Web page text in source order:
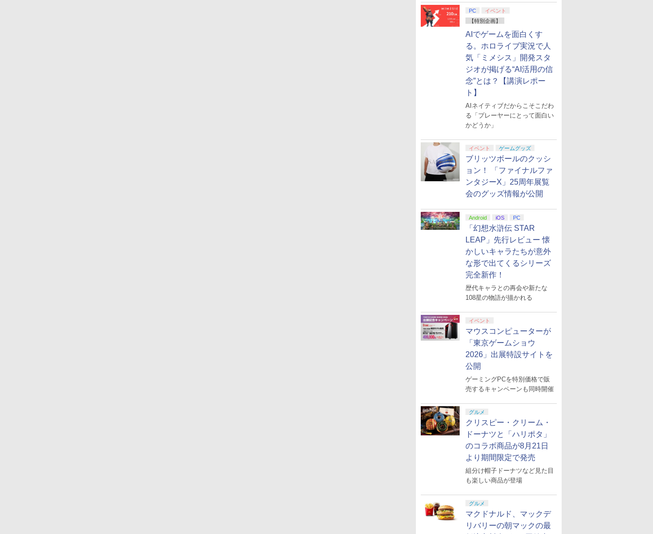
PC
イベント
【特別企画】
AIでゲームを面白くす
る。ホロライブ実況で人
気「ミメシス」開発スタ
ジオが掲げる“AI活用の信
念”とは？【講演レポー
ト】
AIネイティブだからこそこだわ
る「プレーヤーにとって面白い
かどうか」
イベント ゲームグッズ
ブリッツボールのクッシ
ョン！ 「ファイナルファ
ンタジーX」25周年展覧
会のグッズ情報が公開
Android iOS PC
「幻想水滸伝 STAR
LEAP」先行レビュー 懐
かしいキャラたちが意外
な形で出てくるシリーズ
完全新作！
歴代キャラとの再会や新たな
108星の物語が描かれる
イベント
マウスコンピューターが
「東京ゲームショウ
2026」出展特設サイトを
公開
ゲーミングPCを特別価格で販
売するキャンペーンも同時開催
グルメ
クリスピー・クリーム・
ドーナツと「ハリポタ」
のコラボ商品が8月21日
より期間限定で発売
組分け帽子ドーナツなど見た目
も楽しい商品が登場
グルメ
マクドナルド、マックデ
リバリーの朝マックの最